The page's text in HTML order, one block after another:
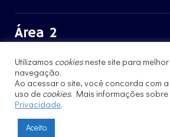
Área 2
Jardim Santa Angelina - CEP 13563-120
São Carlos - São Paulo - Brasil
Telefone: (16) 3373-8068 (Portaria prédio CFBio)
(16) 3364-8070 (Portaria prédio
Utilizamos cookiesneste site para
navegação.
Ao acessar o site, você concorda com
uso de cookies. Mais informações sobre
Privacidade.
Aceito